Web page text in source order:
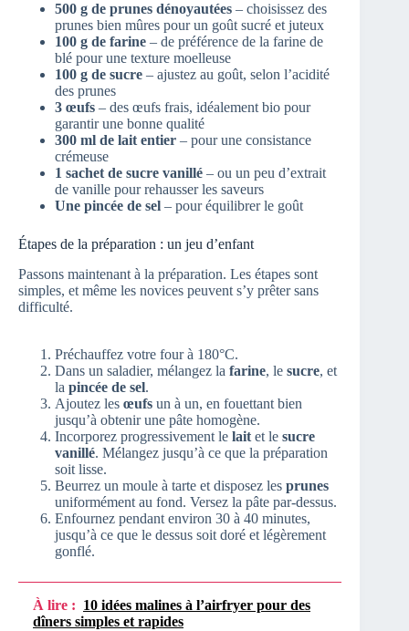
500 g de prunes dénoyautées – choisissez des
prunes bien mûres pour un goût sucré et juteux
100 g de farine – de préférence de la farine de
blé pour une texture moelleuse
100 g de sucre – ajustez au goût, selon l’acidité
des prunes
3 œufs – des œufs frais, idéalement bio pour
garantir une bonne qualité
300 ml de lait entier – pour une consistance
crémeuse
1 sachet de sucre vanillé – ou un peu d’extrait
de vanille pour rehausser les saveurs
Une pincée de sel – pour équilibrer le goût
Étapes de la préparation : un jeu d’enfant
Passons maintenant à la préparation. Les étapes sont
simples, et même les novices peuvent s’y prêter sans
difficulté.
Préchauffez votre four à 180°C.
Dans un saladier, mélangez la farine, le sucre, et
la pincée de sel.
Ajoutez les œufs un à un, en fouettant bien
jusqu’à obtenir une pâte homogène.
Incorporez progressivement le lait et le sucre
vanillé. Mélangez jusqu’à ce que la préparation
soit lisse.
Beurrez un moule à tarte et disposez les prunes
uniformément au fond. Versez la pâte par-dessus.
Enfournez pendant environ 30 à 40 minutes,
jusqu’à ce que le dessus soit doré et légèrement
gonflé.
À lire : 10 idées malines à l’airfryer pour des
dîners simples et rapides